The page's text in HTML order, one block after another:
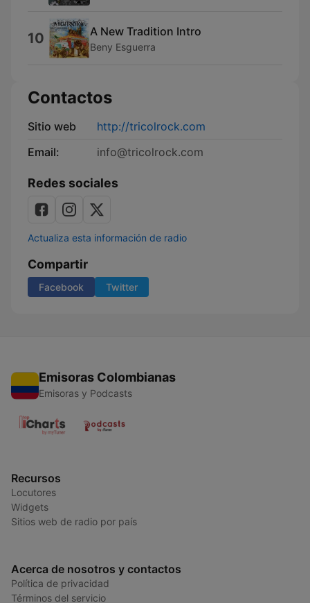
10 A New Tradition Intro
Beny Esguerra
Contactos
Sitio web
http://tricolrock.com
Email:
info@tricolrock.com
Redes sociales
Actualiza esta información de radio
Compartir
Facebook Twitter
Emisoras Colombianas
Emisoras y Podcasts
Recursos
Locutores
Widgets
Sitios web de radio por país
Acerca de nosotros y contactos
Política de privacidad
Términos del servicio